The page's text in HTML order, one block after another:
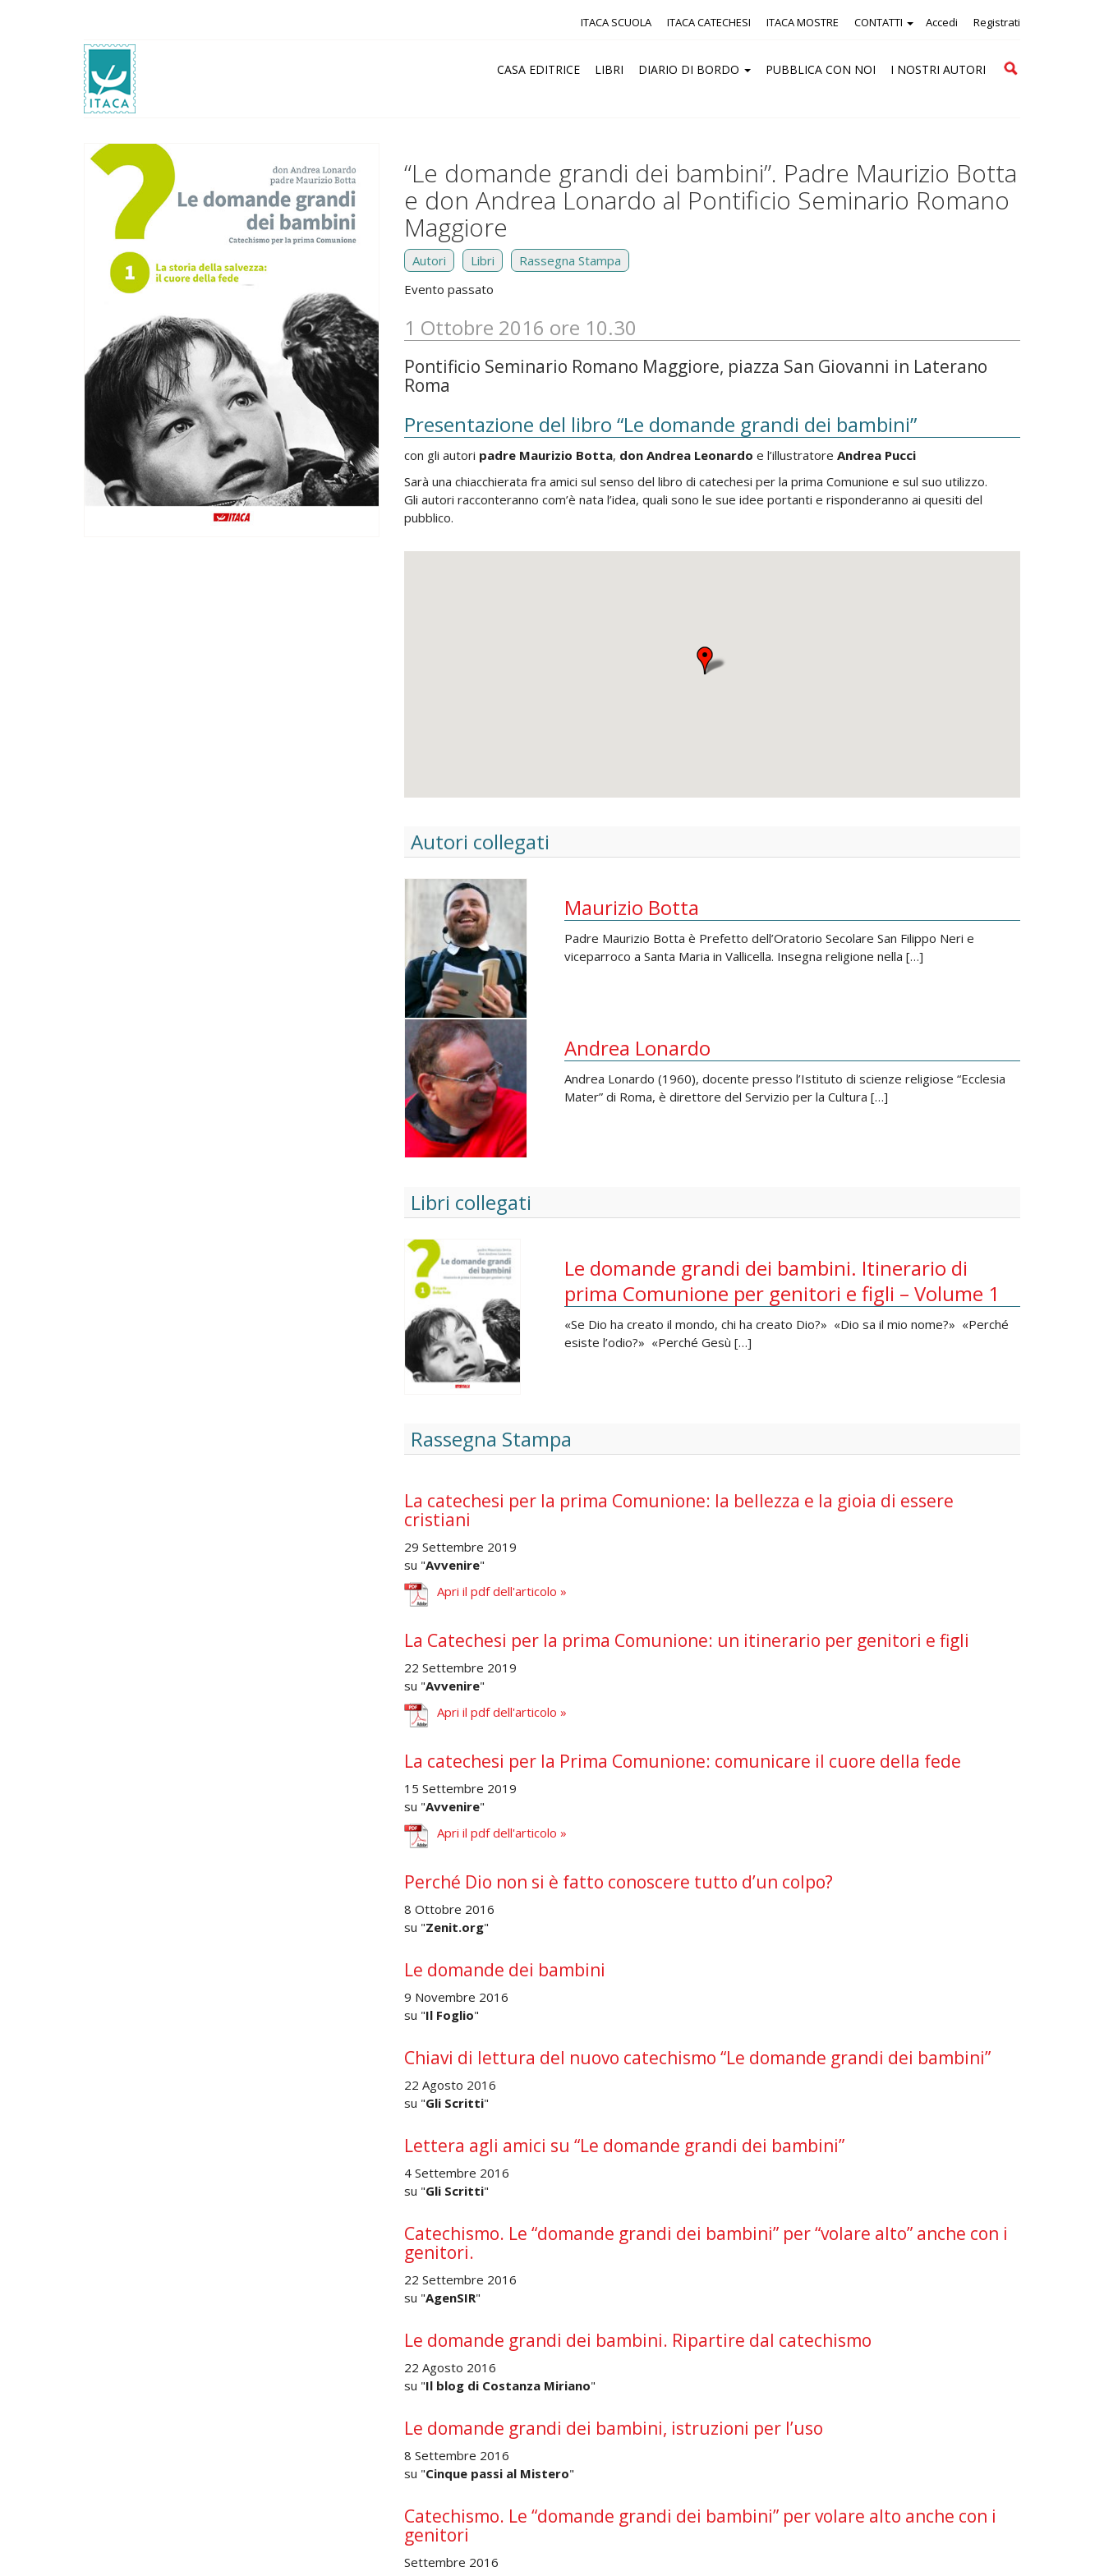
Accedi Registrati
ITACA SCUOLA ITACA CATECHESI ITACA MOSTRE CONTATTI
CASA EDITRICE LIBRI DIARIO DI BORDO PUBBLICA CON NOI I NOSTRI AUTORI
Cerca
“Le domande grandi dei bambini”. Padre Maurizio Botta
e don Andrea Lonardo al Pontificio Seminario Romano
Maggiore
Autori Libri
Rassegna Stampa
Evento passato
1 Ottobre 2016 ore 10.30
Pontificio Seminario Romano Maggiore, piazza San Giovanni in Laterano
Roma
Presentazione del libro “Le domande grandi dei bambini”
con gli autori padre Maurizio Botta, don Andrea Leonardo e l’illustratore Andrea Pucci
Sarà una chiacchierata fra amici sul senso del libro di catechesi per la prima Comunione e sul suo utilizzo.
Gli autori racconteranno com’è nata l’idea, quali sono le sue idee portanti e risponderanno ai quesiti del
pubblico.
Autori collegati
Maurizio Botta
Padre Maurizio Botta è Prefetto dell’Oratorio Secolare San Filippo Neri e
viceparroco a Santa Maria in Vallicella. Insegna religione nella […]
Andrea Lonardo
Andrea Lonardo (1960), docente presso l’Istituto di scienze religiose “Ecclesia
Mater” di Roma, è direttore del Servizio per la Cultura […]
Libri collegati
Le domande grandi dei bambini. Itinerario di
prima Comunione per genitori e figli – Volume 1
«Se Dio ha creato il mondo, chi ha creato Dio?» «Dio sa il mio nome?» «Perché
esiste l’odio?» «Perché Gesù […]
Rassegna Stampa
La catechesi per la prima Comunione: la bellezza e la gioia di essere
cristiani
29 Settembre 2019
su "Avvenire"
Apri il pdf dell'articolo »
La Catechesi per la prima Comunione: un itinerario per genitori e figli
22 Settembre 2019
su "Avvenire"
Apri il pdf dell'articolo »
La catechesi per la Prima Comunione: comunicare il cuore della fede
15 Settembre 2019
su "Avvenire"
Apri il pdf dell'articolo »
Perché Dio non si è fatto conoscere tutto d’un colpo?
8 Ottobre 2016
su "Zenit.org"
Le domande dei bambini
9 Novembre 2016
su "Il Foglio"
Chiavi di lettura del nuovo catechismo “Le domande grandi dei bambini”
22 Agosto 2016
su "Gli Scritti"
Lettera agli amici su “Le domande grandi dei bambini”
4 Settembre 2016
su "Gli Scritti"
Catechismo. Le “domande grandi dei bambini” per “volare alto” anche con i
genitori.
22 Settembre 2016
su "AgenSIR"
Le domande grandi dei bambini. Ripartire dal catechismo
22 Agosto 2016
su "Il blog di Costanza Miriano"
Le domande grandi dei bambini, istruzioni per l’uso
8 Settembre 2016
su "Cinque passi al Mistero"
Catechismo. Le “domande grandi dei bambini” per volare alto anche con i
genitori
Settembre 2016